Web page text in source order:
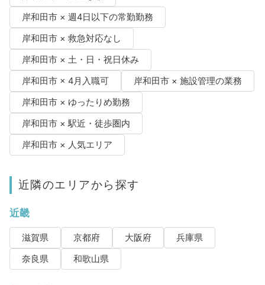
岸和田市 × 週4日以下の常勤勤務
岸和田市 × 救急対応なし
岸和田市 × 土・日・祝日休み
岸和田市 × 4月入職可
岸和田市 × 施設管理の業務
岸和田市 × ゆったりめ勤務
岸和田市 × 駅近・徒歩圏内
岸和田市 × 人気エリア
近隣のエリアから探す
近畿
滋賀県 京都府 大阪府
兵庫県
奈良県
和歌山県